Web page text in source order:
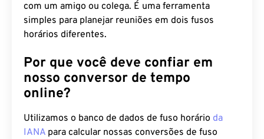
com um amigo ou colega. É uma ferramenta
simples para planejar reuniões em dois fusos
horários diferentes.
Por que você deve confiar em
nosso conversor de tempo
online?
Utilizamos o banco de dados de fuso horário da
IANA para calcular nossas conversões de fuso